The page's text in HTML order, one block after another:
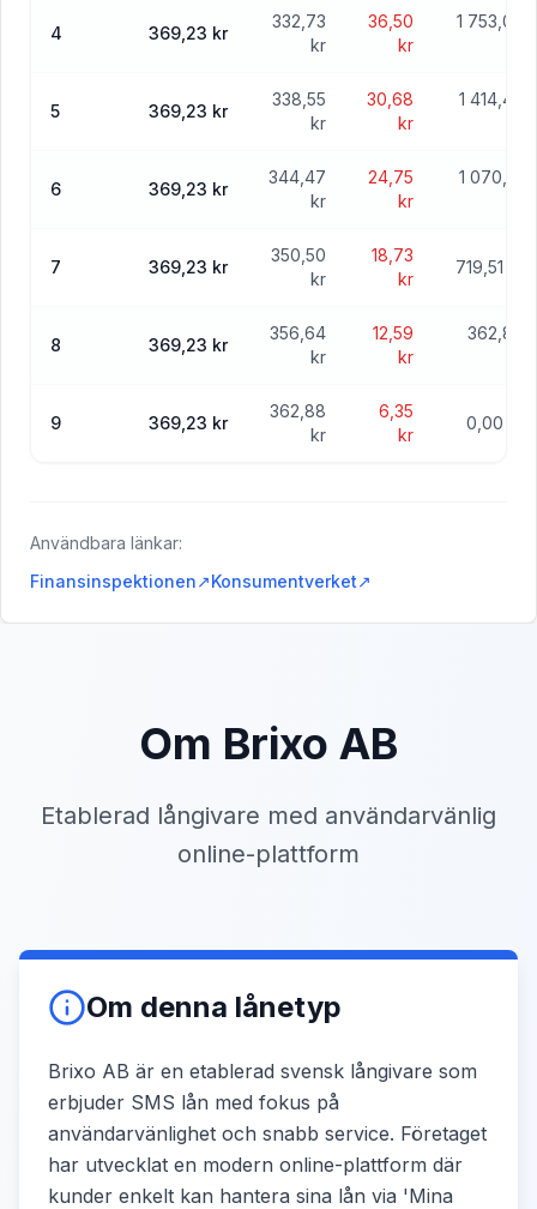
4 369,23 kr
332,73
kr
36,50
kr
1 753,04
5 369,23 kr
338,55
kr
30,68
kr
1 414,49
6 369,23 kr
344,47
kr
24,75
kr
1 070,01
7 369,23 kr
350,50
kr
18,73
kr
719,51 kr
8 369,23 kr
356,64
kr
12,59
kr
362,88
9 369,23 kr
362,88
kr
6,35
kr
0,00 kr
Användbara länkar:
Finansinspektionen↗Konsumentverket↗
Om Brixo AB
Etablerad långivare med användarvänlig
online-plattform
Om denna lånetyp
Brixo AB är en etablerad svensk långivare som
erbjuder SMS lån med fokus på
användarvänlighet och snabb service. Företaget
har utvecklat en modern online-plattform där
kunder enkelt kan hantera sina lån via 'Mina